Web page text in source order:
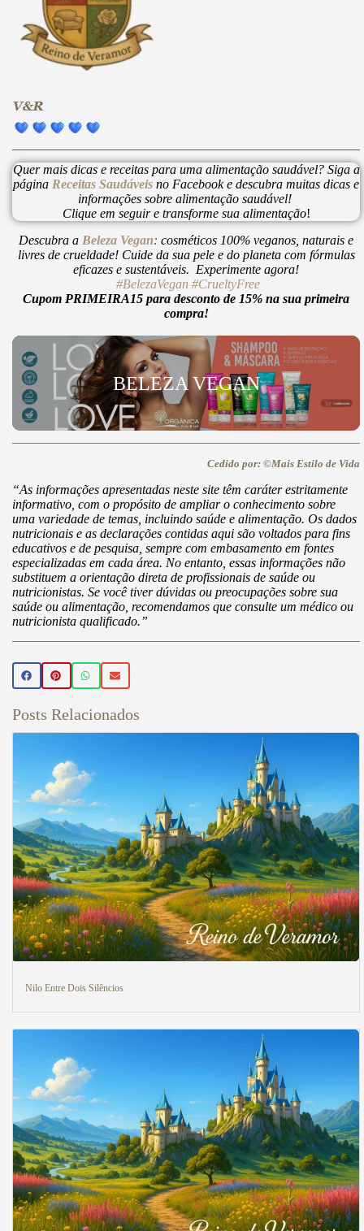
Quer mais dicas e receitas para uma alimentação saudável? Siga a
página Receitas Saudáveis no Facebook e descubra muitas dicas e
informações sobre alimentação saudável!
Clique em seguir e transforme sua alimentação!
Descubra a Beleza Vegan: cosméticos 100% veganos, naturais e
livres de crueldade! Cuide da sua pele e do planeta com fórmulas
eficazes e sustentáveis. Experimente agora!
#BelezaVegan #CrueltyFree
Cupom PRIMEIRA15 para desconto de 15% na sua primeira
compra!
BELEZA VEGAN
Cedido por: ©Mais Estilo de Vida
“As informações apresentadas neste site têm caráter estritamente
informativo, com o propósito de ampliar o conhecimento sobre
uma variedade de temas, incluindo saúde e alimentação. Os dados
nutricionais e as declarações contidas aqui são voltados para fins
educativos e de pesquisa, sempre com embasamento em fontes
especializadas em cada área. No entanto, essas informações não
substituem a orientação direta de profissionais de saúde ou
nutricionistas. Se você tiver dúvidas ou preocupações sobre sua
saúde ou alimentação, recomendamos que consulte um médico ou
nutricionista qualificado.”
Posts Relacionados
Nilo Entre Dois Silêncios